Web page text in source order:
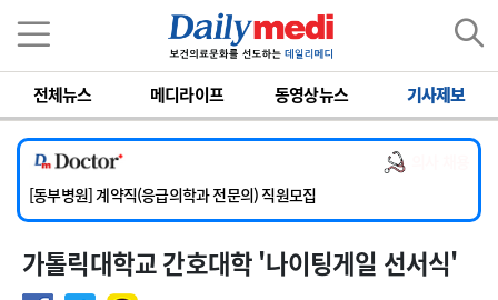
전체뉴스 메디라이프 동영상뉴스 기사제보
[서울아산병원] 2026년 하반기 인턴 모집
[영남대학교의료원] 마취통증의학과 임기제 임상의사 채용
[충남대학교병원] 소아청소년과(소아응급전담) 계약직 의사 공개채용
[동부병원] 계약직(응급의학과 전문의) 직원모집
[이대목동병원] 하반기 전공의(레지던트1년차) 모집
[서울아산병원] 2026년 하반기 인턴 모집
[영남대학교의료원] 마취통증의학과 임기제 임상의사 채용
가톨릭대학교 간호대학 '나이팅게일 선서식'